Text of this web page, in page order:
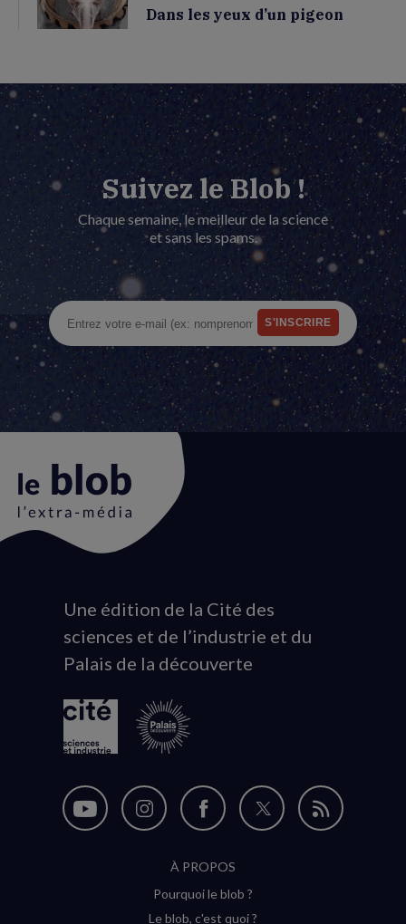
Dans les yeux d’un pigeon
Suivez le Blob !
Chaque semaine, le meilleur de la science
et sans les spams.
Animation
du
logo
Une édition de la Cité des
sciences et de l’industrie et du
Palais de la découverte
Nous
Nous
Instagram
Nous
sur
Facebook
Nous
Flux
À PROPOS
Pourquoi le blob ?
Le blob, c'est quoi ?